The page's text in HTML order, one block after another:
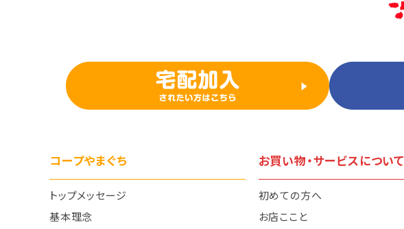
コープやまぐち
トップメッセージ
基本理念
お買い物・サービスについて
初めての方へ
お店ここと